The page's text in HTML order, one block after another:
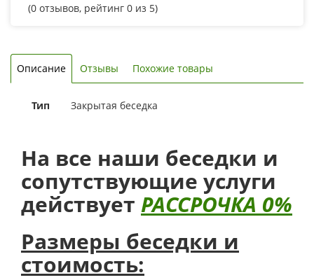
(0 отзывов, рейтинг 0 из 5)
Описание Отзывы Похожие товары
Тип Закрытая беседка
На все наши беседки и
сопутствующие услуги
действует РАССРОЧКА 0%
Размеры беседки и
стоимость: